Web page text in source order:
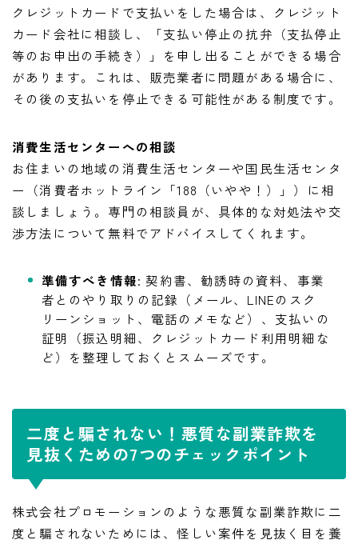
クレジットカードで支払いをした場合は、クレジット
カード会社に相談し、「支払い停止の抗弁（支払停止
等のお申出の手続き）」を申し出ることができる場合
があります。これは、販売業者に問題がある場合に、
その後の支払いを停止できる可能性がある制度です。
消費生活センターへの相談
お住まいの地域の消費生活センターや国民生活センタ
ー（消費者ホットライン「188（いやや！）」）に相
談しましょう。専門の相談員が、具体的な対処法や交
渉方法について無料でアドバイスしてくれます。
準備すべき情報: 契約書、勧誘時の資料、事業
者とのやり取りの記録（メール、LINEのスク
リーンショット、電話のメモなど）、支払いの
証明（振込明細、クレジットカード利用明細な
ど）を整理しておくとスムーズです。
二度と騙されない！悪質な副業詐欺を
見抜くための7つのチェックポイント
株式会社プロモーションのような悪質な副業詐欺に二
度と騙されないためには、怪しい案件を見抜く目を養